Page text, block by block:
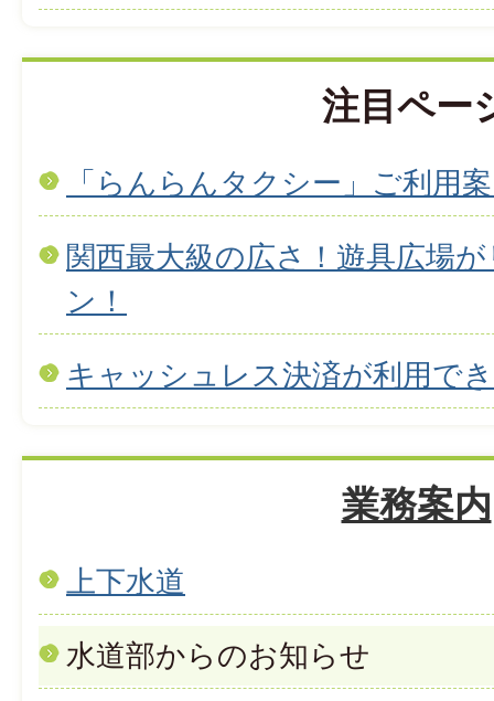
注目ペー
「らんらんタクシー」ご利用
関西最大級の広さ！遊具広場
ン！
キャッシュレス決済が利用で
業務案内
上下水道
水道部からのお知らせ